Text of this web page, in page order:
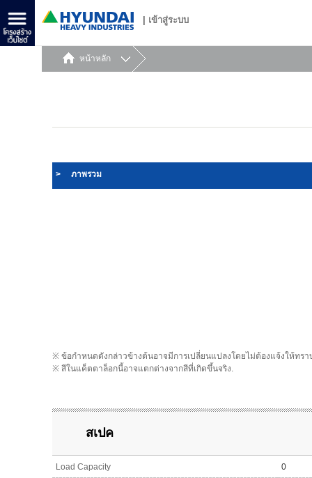
เข้าสู่ระบบ
หน้าหลัก
> ภาพรวม
※ ข้อกำหนดดังกล่าวข้างต้นอาจมีการเปลี่ยนแปลงโดยไม่ต้องแจ้งให้ทร
※ สีในแค็ตตาล็อกนี้อาจแตกต่างจากสีที่เกิดขึ้นจริง.
สเปค
Load Capacity 0